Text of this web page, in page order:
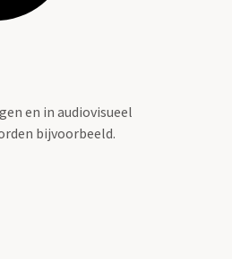
en in audiovisueel
bijvoorbeeld.